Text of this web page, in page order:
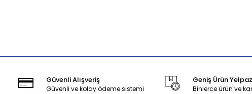
Güvenli Alışveriş
Güvenli ve kolay ödeme sistemi
Geniş Ürün
Binlerce ürün ve